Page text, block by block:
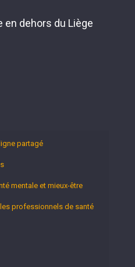
en dehors du Liège
partagé
mentale et mieux-être
professionnels de santé